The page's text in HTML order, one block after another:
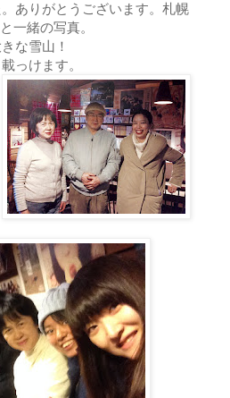
ありがとうございます。札幌
一緒の写真。
な雪山！
っけます。